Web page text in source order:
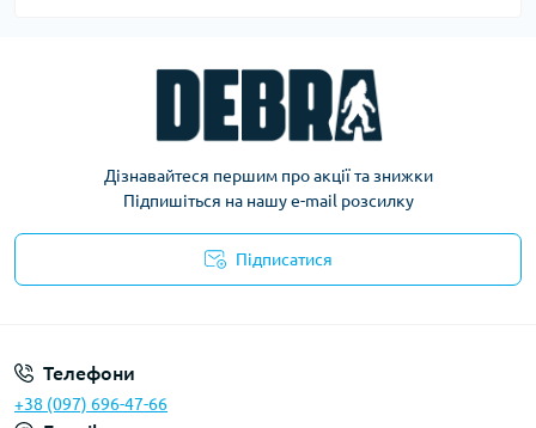
Дізнавайтеся першим про акції та знижки
Підпишіться на нашу e-mail розсилку
Підписатися
Телефони
+38 (097) 696-47-66